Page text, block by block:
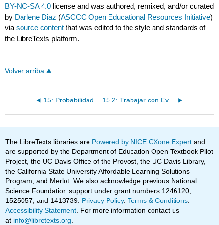
BY-NC-SA 4.0 license and was authored, remixed, and/or curated
by Darlene Diaz (ASCCC Open Educational Resources Initiative)
viasource content that was edited to the style and standards of
the LibreTexts platform.
Volver arriba
15: Probabilidad 15.2: Trabajar con Eventos
The LibreTexts libraries are Powered by NICE CXone Expertand
are supported by the Department of Education Open Textbook Pilot
Project, the UC Davis Office of the Provost, the UC Davis Library,
the California State University Affordable Learning Solutions
Program, and Merlot. We also acknowledge previous National
Science Foundation support under grant numbers 1246120,
1525057, and 1413739. Privacy Policy.Terms & Conditions
Accessibility Statement . For more information contact us
at info@libretexts.org